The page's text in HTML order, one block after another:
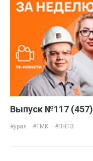
Выпуск №117 (457)
#урал #ТМК #ПНТЗ